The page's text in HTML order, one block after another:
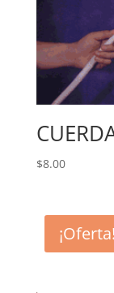
$8.00
¡Oferta!